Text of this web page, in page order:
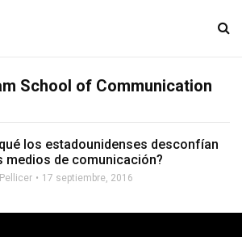
School of Communication
los estadounidenses desconfían
medios de comunicación?
17 septiembre, 2016